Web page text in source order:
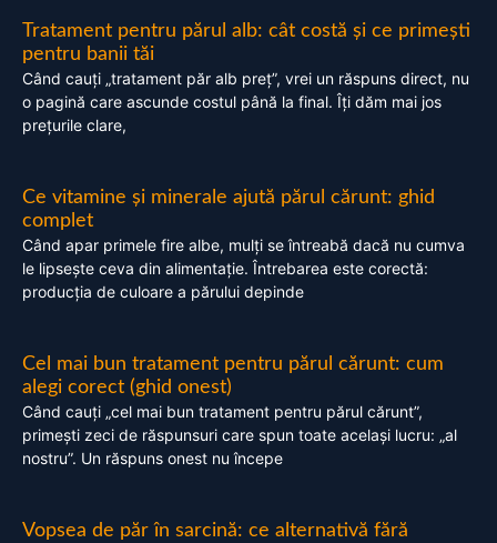
Tratament pentru părul alb: cât costă și ce primești
pentru banii tăi
Când cauți „tratament păr alb preț”, vrei un răspuns direct, nu
o pagină care ascunde costul până la final. Îți dăm mai jos
prețurile clare,
Ce vitamine și minerale ajută părul cărunt: ghid
complet
Când apar primele fire albe, mulți se întreabă dacă nu cumva
le lipsește ceva din alimentație. Întrebarea este corectă:
producția de culoare a părului depinde
Cel mai bun tratament pentru părul cărunt: cum
alegi corect (ghid onest)
Când cauți „cel mai bun tratament pentru părul cărunt”,
primești zeci de răspunsuri care spun toate același lucru: „al
nostru”. Un răspuns onest nu începe
Vopsea de păr în sarcină: ce alternativă fără